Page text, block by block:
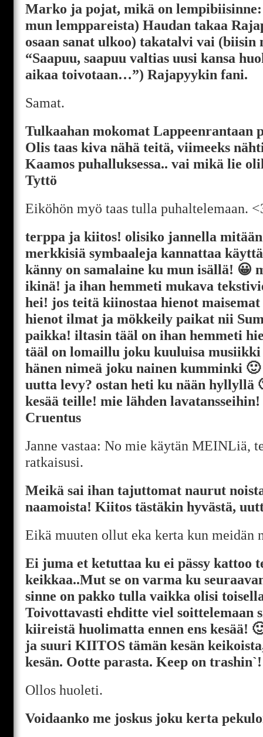
Marko ja pojat, mikä on
mun lemppareista) Haudan takaa
osaan sanat ulkoo) takatalvi vai (biisin
“Saapuu, saapuu valtias uusi kansa
aikaa toivotaan…”) Rajapyykin fani.
Samat.
Tulkaahan mokomat
Olis taas kiva nähä teitä, viimeeks
Kaamos puhalluksessa.. vai mikä lie
Tyttö
Eiköhön myö taas tulla puhaltelemaan.
terppa ja kiitos! olisiko jannella
merkkisiä symbaaleja kannattaa
känny on samalaine ku mun isällä! 😀
ikinä! ja ihan hemmeti mukava
hei! jos teitä kiinostaa hienot maisemat
hienot ilmat ja mökkeily paikat nii
paikka! iltasin tääl on ihan hemmeti
tääl on lomaillu joku kuuluisa musiikki
hänen nimeä joku nainen kumminki
uutta levy? ostan heti ku nään hyllyllä
kesää teille! mie lähden
Cruentus
Janne vastaa: No mie käytän MEINLiä,
ratkaisusi.
Meikä sai ihan tajuttomat naurut
naamoista! Kiitos tästäkin hyvästä,
Eikä muuten ollut eka kerta kun meidän
Ei juma et ketuttaa ku ei pässy kattoo
keikkaa..Mut se on varma ku
sinne on pakko tulla vaikka olisi
Toivottavasti ehditte viel soittelemaan
kiireistä huolimatta ennen ens kesää!
ja suuri KIITOS tämän kesän
kesän. Ootte parasta. Keep on trashin`!
Ollos huoleti.
Voidaanko me joskus joku kerta